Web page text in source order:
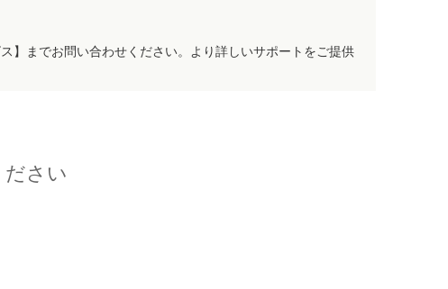
】までお問い合わせください。より詳しいサポートをご提供
さい